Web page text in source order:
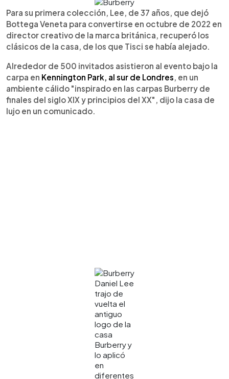
Para su primera colección, Lee, de 37 años, que dejó
Bottega Veneta para convertirse en octubre de 2022 en
director creativo de la marca británica, recuperó los
clásicos de la casa, de los que Tisci se había alejado.
Alrededor de 500 invitados asistieron al evento bajo la
carpa en Kennington Park, al sur de Londres, en un
ambiente cálido "inspirado en las carpas Burberry de
finales del siglo XIX y principios del XX", dijo la casa de
lujo en un comunicado.
Daniel Lee
trajo de
vuelta el
antiguo
logo de la
casa
Burberry y
lo aplicó
en
diferentes